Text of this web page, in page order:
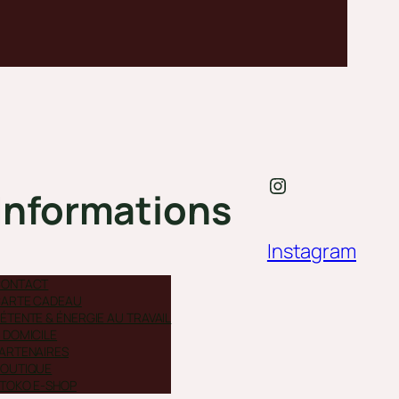
CADEAU
& ÉNERGIE AU TRAVAIL
E-SHOP
Instagram
Instagram